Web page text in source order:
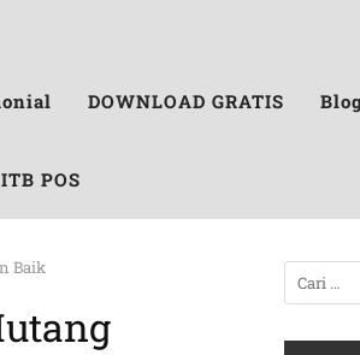
DOWNLOAD GRATIS
POS
Baik